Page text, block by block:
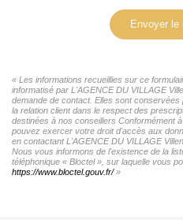
Envoyer le
« Les informations recueillies sur ce
informatisé par L'AGENCE DU VILLAGE
demande de contact. Elles sont
la relation client dans le respect des
destinées à nos conseillers Conformément
pouvez exercer votre droit d'accès aux
en contactant L'AGENCE DU VILLAGE
Nous vous informons de l'existence de la
téléphonique « Bloctel », sur laquelle vous
https://www.bloctel.gouv.fr/»